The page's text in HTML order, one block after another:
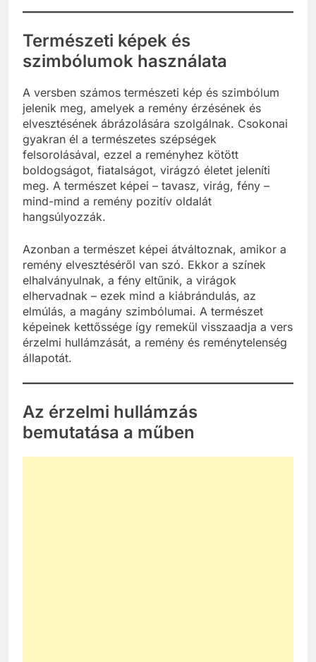
Természeti képek és
szimbólumok használata
A versben számos természeti kép és szimbólum
jelenik meg, amelyek a remény érzésének és
elvesztésének ábrázolására szolgálnak. Csokonai
gyakran él a természetes szépségek
felsorolásával, ezzel a reményhez kötött
boldogságot, fiatalságot, virágzó életet jeleníti
meg. A természet képei – tavasz, virág, fény –
mind-mind a remény pozitív oldalát
hangsúlyozzák.
Azonban a természet képei átváltoznak, amikor a
remény elvesztéséről van szó. Ekkor a színek
elhalványulnak, a fény eltűnik, a virágok
elhervadnak – ezek mind a kiábrándulás, az
elmúlás, a magány szimbólumai. A természet
képeinek kettőssége így remekül visszaadja a vers
érzelmi hullámzását, a remény és reménytelenség
állapotát.
Az érzelmi hullámzás
bemutatása a műben